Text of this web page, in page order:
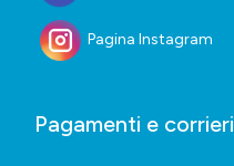
Pagina Instagram
Pagamenti e corrieri